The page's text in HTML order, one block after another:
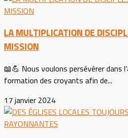
LA MULTIPLICATION DE
MISSION
📖💪 Nous voulons persévérer dans
formation des croyants afin de...
17 janvier 2024